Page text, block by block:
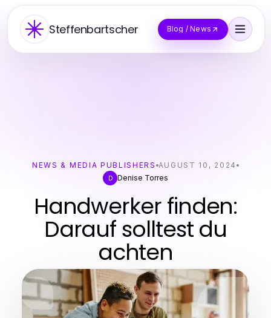
Steffenbartscher Blog / News
NEWS & MEDIA PUBLISHERS AUGUST 10, 2024
D Denise Torres
Handwerker finden:
Darauf solltest du
achten